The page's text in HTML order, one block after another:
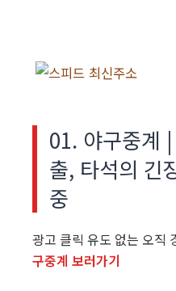
01. 야구중계
출, 타석의 긴
중
광고 클릭 유도 없는 오직
구중계 보러가기